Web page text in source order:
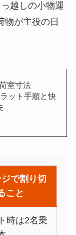
越しの小物運
物が主役の日
室寸法
ット手順と快
で割り切
こと
時は2名乗